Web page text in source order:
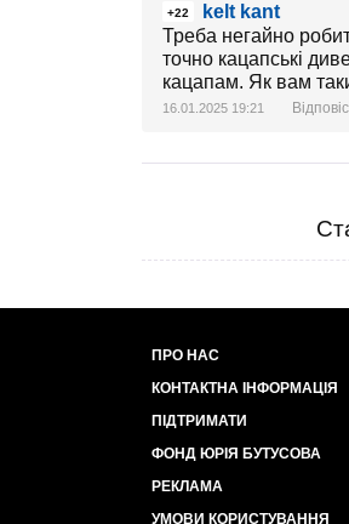
+22
kelt kant
Треба негайно
точно кацапські
кацапам. Як вам
16.01.2025 19:21
ПРО НАС
КОНТАКТНА ІНФОРМАЦІЯ
ПІДТРИМАТИ
ФОНД ЮРІЯ БУТУСОВА
РЕКЛАМА
УМОВИ КОРИСТУВАННЯ